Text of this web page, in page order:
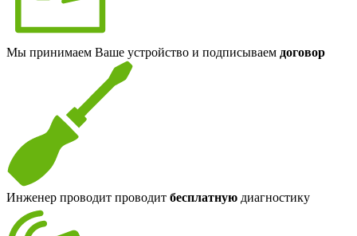
Мы принимаем Ваше устройство и подписываем договор
Инженер проводит проводит бесплатную диагностику